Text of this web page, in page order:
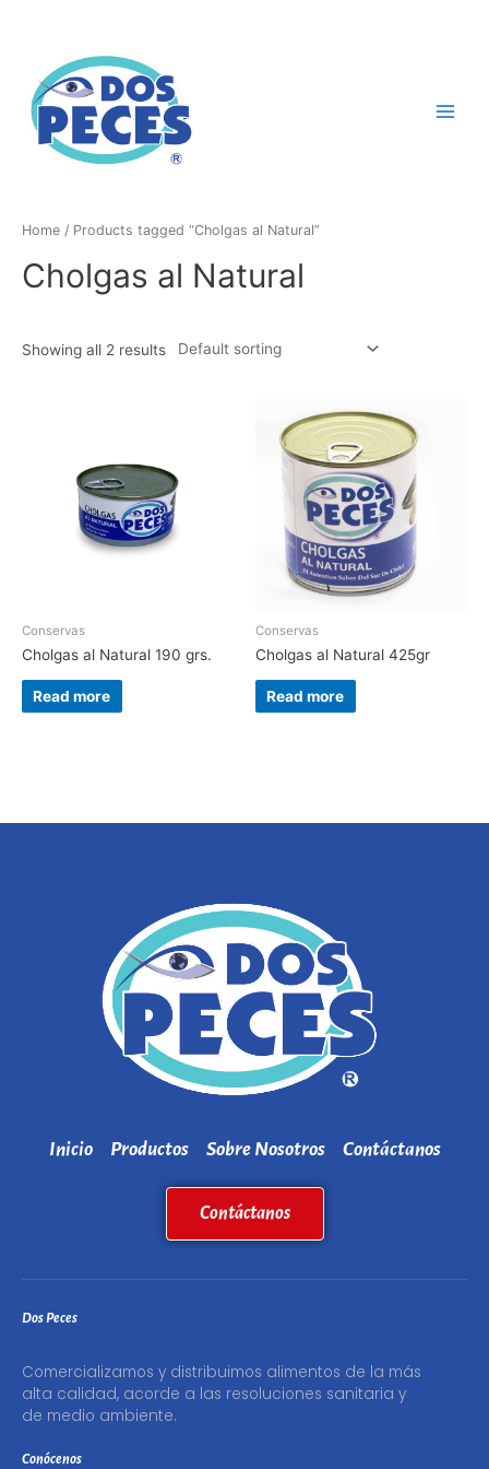
Home / Products tagged “Cholgas al Natural”
Cholgas al Natural
Showing all 2 results
Conservas
Cholgas al Natural 190 grs.
Read more
Conservas
Cholgas al Natural 425gr
Read more
Inicio Productos Sobre Nosotros Contáctanos
Contáctanos
Dos Peces
Comercializamos y distribuimos alimentos de la más
alta calidad, acorde a las resoluciones sanitaria y
de medio ambiente.
Conócenos